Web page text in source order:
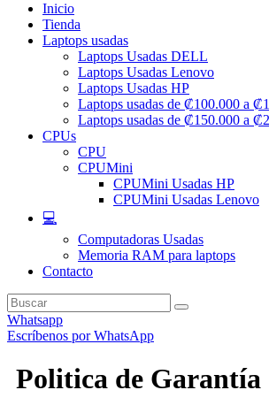
Inicio
Tienda
Laptops usadas
Laptops Usadas DELL
Laptops Usadas Lenovo
Laptops Usadas HP
Laptops usadas de ₡100.000 a
Laptops usadas de ₡150.000 a
CPUs
CPU
CPUMini
CPUMini Usadas HP
CPUMini Usadas Lenovo
💻
Computadoras Usadas
Memoria RAM para laptops
Contacto
Whatsapp
Escríbenos por WhatsApp
Politica de Garantía